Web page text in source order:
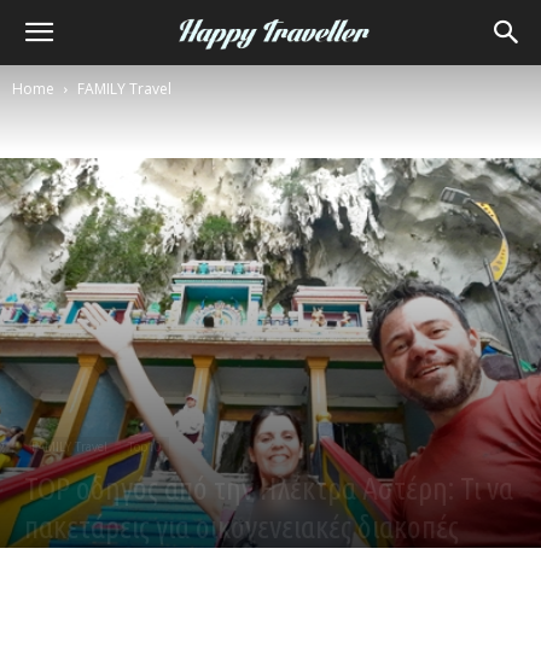
Home FAMILY Travel
FAMILY Travel Top10
TOP οδηγός από την Ηλέκτρα Αστέρη: Τι να
πακετάρεις για οικογενειακές διακοπές